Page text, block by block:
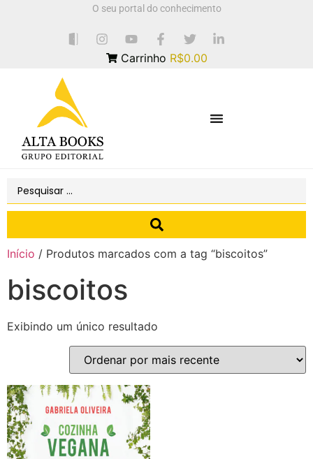
O seu portal do conhecimento
Carrinho R$0.00
Início / Produtos marcados com a tag “biscoitos”
biscoitos
Exibindo um único resultado